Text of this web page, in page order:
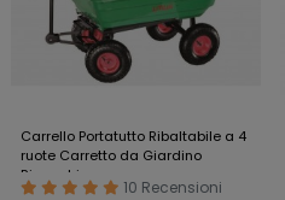
Carrello Portatutto Ribaltabile a 4
ruote Carretto da Giardino
Rimorchio
10 Recensioni